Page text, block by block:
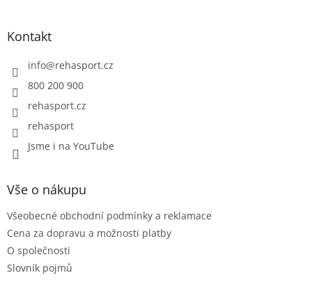
Kontakt
info@rehasport.cz
800 200 900
rehasport.cz
rehasport
Jsme i na YouTube
Vše o nákupu
Všeobecné obchodní podmínky a reklamace
Cena za dopravu a možnosti platby
O společnosti
Slovník pojmů